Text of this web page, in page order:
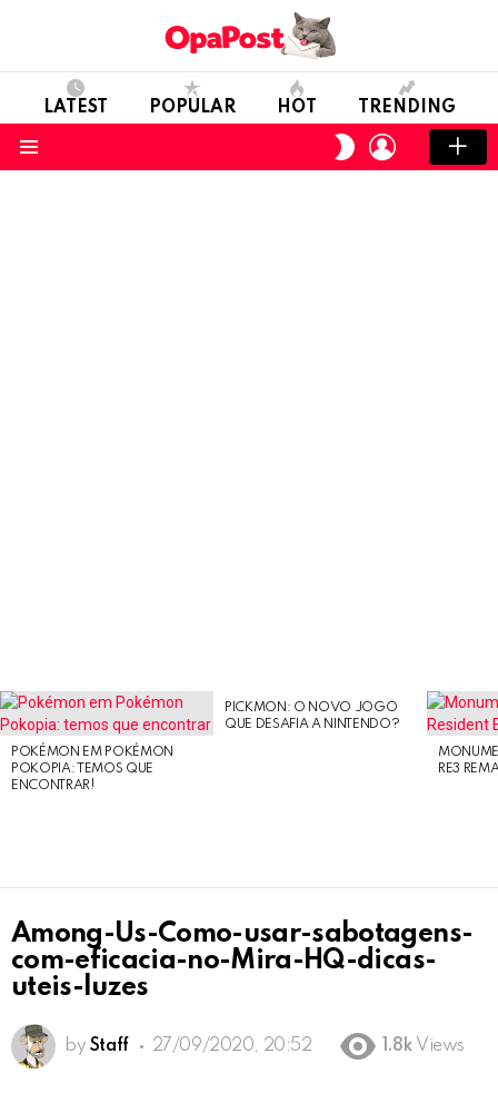
LATEST POPULAR HOT TRENDING
SWITCH
SKIN
LOGIN
LATEST
STORIES
POKÉMON EM POKÉMON
POKOPIA: TEMOS QUE
ENCONTRAR!
PICKMON: O NOVO JOGO
QUE DESAFIA A NINTENDO?
RE3
Among-Us-Como-usar-sabotagens-
com-eficacia-no-Mira-HQ-dicas-
uteis-luzes
by Staff 27/09/2020, 20:52 1.8k Views